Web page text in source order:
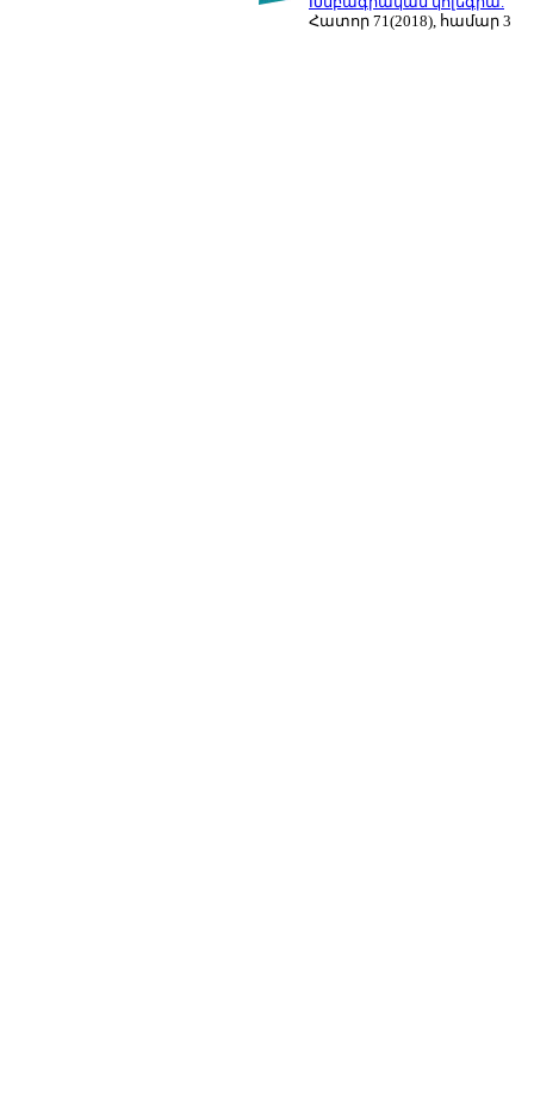
Հատոր 71(2018), համար 3